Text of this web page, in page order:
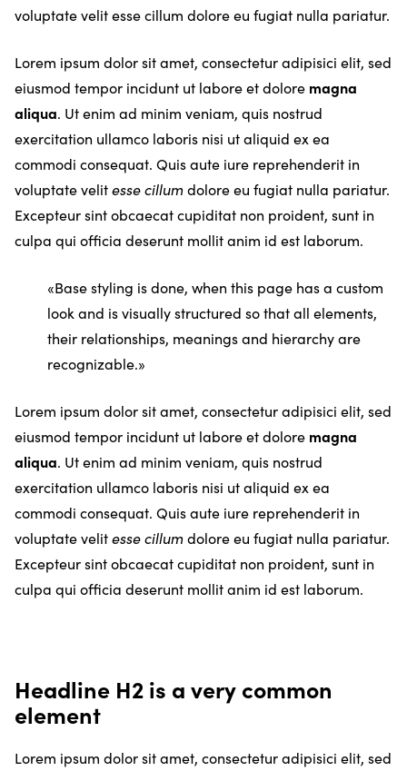
voluptate velit esse cillum dolore eu fugiat nulla pariatur.
Lorem ipsum dolor sit amet, consectetur adipisici elit, sed
eiusmod tempor incidunt ut labore et dolore magna
aliqua. Ut enim ad minim veniam, quis nostrud
exercitation ullamco laboris nisi ut aliquid ex ea
commodi consequat. Quis aute iure reprehenderit in
voluptate velitesse cillumdolore eu fugiat nulla pariatur.
Excepteur sint obcaecat cupiditat non proident, sunt in
culpa qui officia deserunt mollit anim id est laborum.
Base styling is done, when this page has a custom
look and is visually structured so that all elements,
their relationships, meanings and hierarchy are
recognizable.
Lorem ipsum dolor sit amet, consectetur adipisici elit, sed
eiusmod tempor incidunt ut labore et dolore magna
aliqua. Ut enim ad minim veniam, quis nostrud
exercitation ullamco laboris nisi ut aliquid ex ea
commodi consequat. Quis aute iure reprehenderit in
voluptate velitesse cillumdolore eu fugiat nulla pariatur.
Excepteur sint obcaecat cupiditat non proident, sunt in
culpa qui officia deserunt mollit anim id est laborum.
Headline H2 is a very common
element
Lorem ipsum dolor sit amet, consectetur adipisici elit, sed